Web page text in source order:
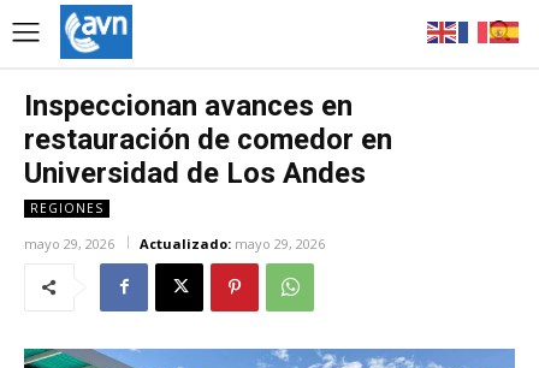
Inspeccionan avances en
restauración de comedor en
Universidad de Los Andes
REGIONES
mayo 29, 2026 Actualizado: mayo 29, 2026